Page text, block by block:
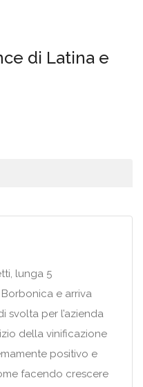
di Latina e
lunga 5
e arriva
svolta per l’azienda
della vinificazione
positivo e
facendo crescere